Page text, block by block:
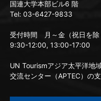
国連大学本部ビル6 階
Tel: 03-6427-9833
受付時間 月～金（祝日を除
9:30-12:00, 13:00-17:00
UN Tourismアジア太平洋地
交流センター（APTEC）の